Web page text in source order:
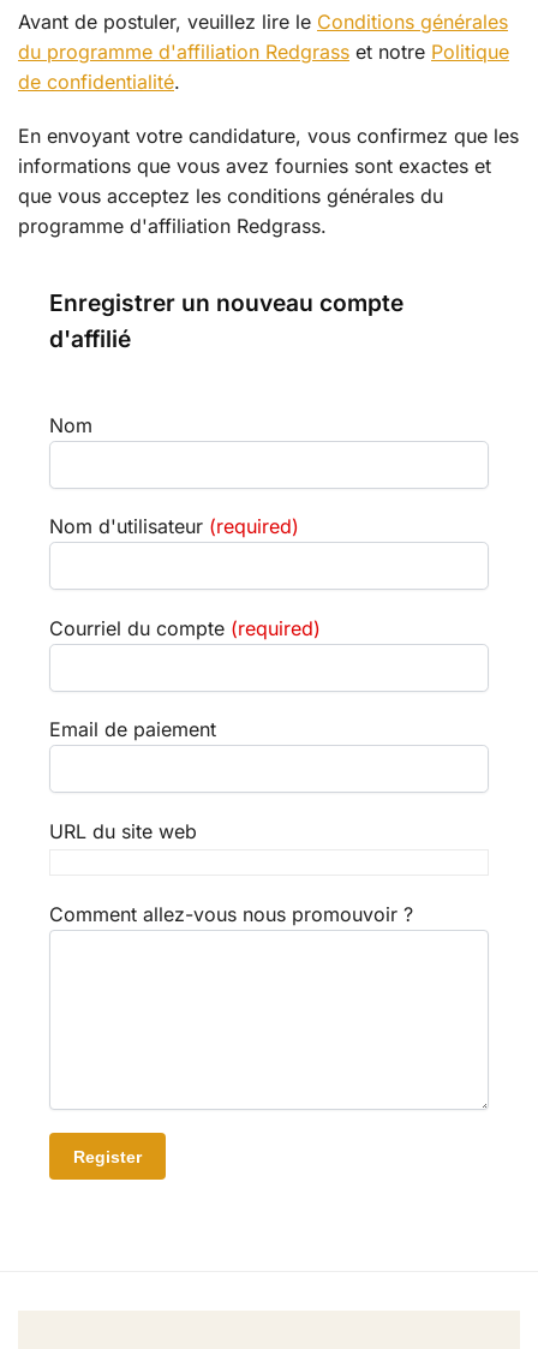
Avant de postuler, veuillez lire le Conditions générales
du programme d'affiliation Redgrass et notre Politique
de confidentialité.
En envoyant votre candidature, vous confirmez que les
informations que vous avez fournies sont exactes et
que vous acceptez les conditions générales du
programme d'affiliation Redgrass.
Enregistrer un nouveau compte
d'affilié
Nom
Nom d'utilisateur (required)
Courriel du compte (required)
Email de paiement
URL du site web
Comment allez-vous nous promouvoir ?